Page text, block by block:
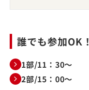
誰でも参加OK
1部/11：30～
2部/15：00～